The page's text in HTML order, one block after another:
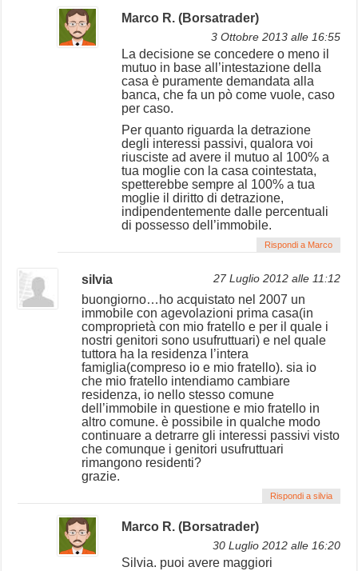
Marco R. (Borsatrader)
3 Ottobre 2013 alle 16:55
La decisione se concedere o meno il
mutuo in base all’intestazione della
casa è puramente demandata alla
banca, che fa un pò come vuole, caso
per caso.
Per quanto riguarda la detrazione
degli interessi passivi, qualora voi
riusciste ad avere il mutuo al 100% a
tua moglie con la casa cointestata,
spetterebbe sempre al 100% a tua
moglie il diritto di detrazione,
indipendentemente dalle percentuali
di possesso dell’immobile.
Rispondi a Marco
silvia 27 Luglio 2012 alle 11:12
buongiorno…ho acquistato nel 2007 un
immobile con agevolazioni prima casa(in
comproprietà con mio fratello e per il quale i
nostri genitori sono usufruttuari) e nel quale
tuttora ha la residenza l’intera
famiglia(compreso io e mio fratello). sia io
che mio fratello intendiamo cambiare
residenza, io nello stesso comune
dell’immobile in questione e mio fratello in
altro comune. è possibile in qualche modo
continuare a detrarre gli interessi passivi visto
che comunque i genitori usufruttuari
rimangono residenti?
grazie.
Rispondi a silvia
Marco R. (Borsatrader)
30 Luglio 2012 alle 16:20
Silvia. puoi avere maggiori